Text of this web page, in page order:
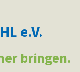
e.V.
bringen.